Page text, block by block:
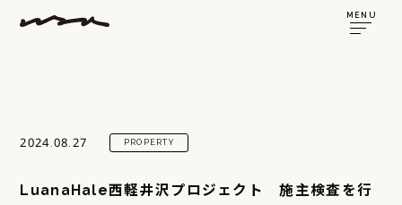
MENU
2024.08.27 PROPERTY
LuanaHale西軽井沢プロジェクト 施主検査を行